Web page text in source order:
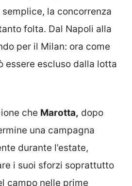
la concorrenza
folta. Dal Napoli alla
per il Milan: ora come
essere escluso dalla lotta
che Marotta, dopo
una campagna
durante l’estate,
i suoi sforzi soprattutto
campo nelle prime